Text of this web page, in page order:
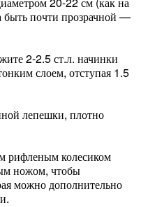
почти прозрачной —
2-2.5 ст.л. начинки
слоем, отступая 1.5
лепешки, плотно
рифленым колесиком
ножом, чтобы
можно дополнительно